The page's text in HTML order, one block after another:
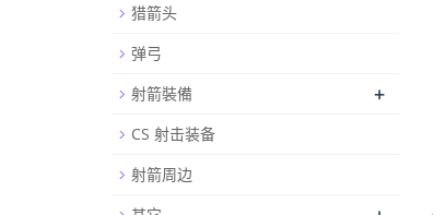
猎箭头
弹弓
射箭裝備
+
CS 射击装备
射箭周边